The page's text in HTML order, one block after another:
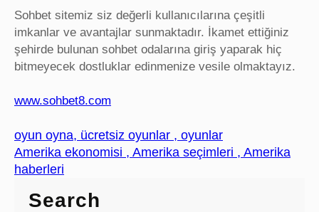
Sohbet sitemiz siz değerli kullanıcılarına çeşitli
imkanlar ve avantajlar sunmaktadır. İkamet ettiğiniz
şehirde bulunan sohbet odalarına giriş yaparak hiç
bitmeyecek dostluklar edinmenize vesile olmaktayız.
www.sohbet8.com
oyun oyna, ücretsiz oyunlar , oyunlar
Amerika ekonomisi , Amerika seçimleri , Amerika
haberleri
Search